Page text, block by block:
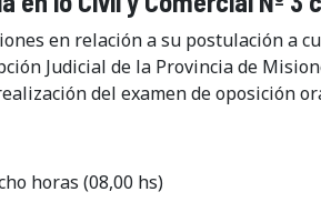
en relación a su postulación a
Judicial de la Provincia de
del examen de oposición
horas (08,00 hs)